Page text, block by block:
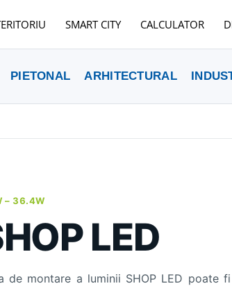
SMART CITY CALCULATOR
PIETONAL ARHITECTURAL
– 36.4W
LED
de montare a luminii SHOP LED poate